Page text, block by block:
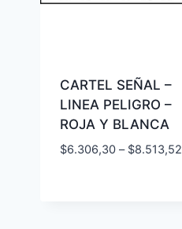
CARTEL SEÑAL –
LINEA PELIGRO –
ROJA Y BLANCA
$6.306,30 – $8.513,52